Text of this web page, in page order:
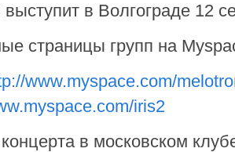
выступит в Волгограде 12
страницы групп на
www.myspace.com/
iris2
в московском